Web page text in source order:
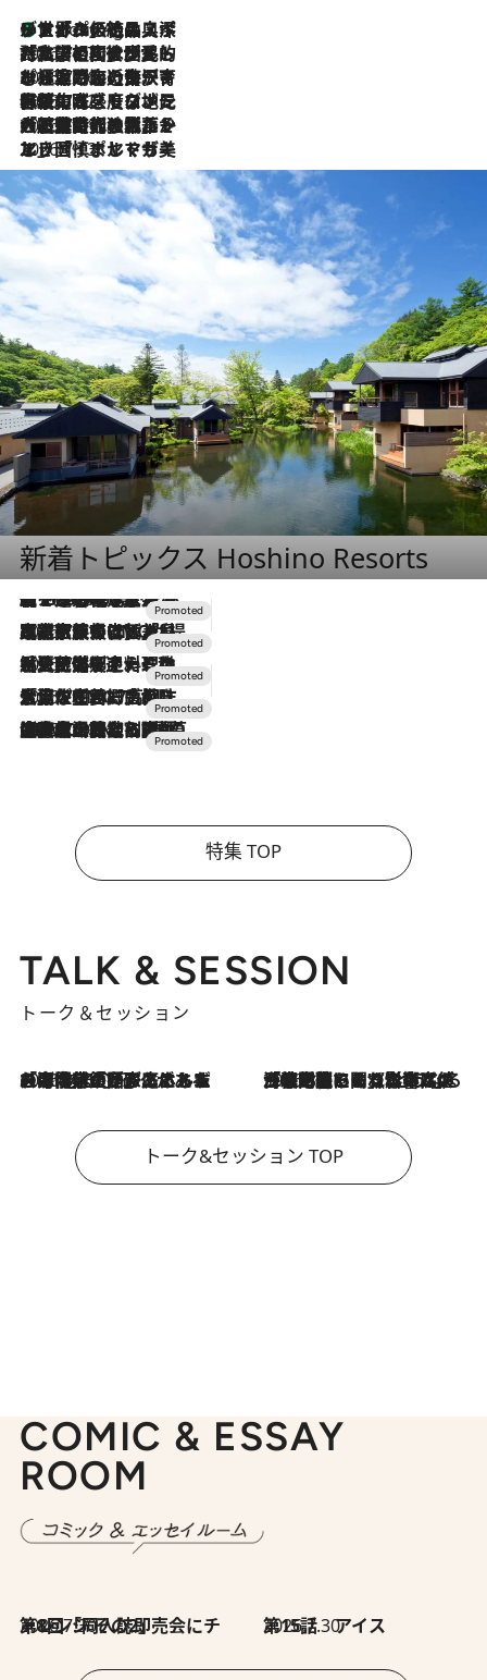
1 Hour Ago
リスボンの絶品スイーツ「パステル・デ・ナタ」とは？ポルトガル伝統の奥深い世界へ
2026.7.27
「私の祖国はポルトガル語です」国民的詩人フェルナンド・ペソアと、彼が愛した文学の街を歩く
2026.7.26
ポルトガル近海が育む極上の海の幸。キリリと冷えた白ワインと愉しむ、シーフード専門店の贅沢
2026.7.22
伝統の味をモダンに昇華。高感度な地元客が集う、リスボンの最旬ガストロノミー
2026.7.21
大航海時代の栄華から、震災、独裁、そして革命へ。ポルトガル・首都リスボンの石畳に刻まれた「歴史の光と影」
2026.7.13
エッセイ・ヤマザキマリ「慎ましくも美しき国 ポルトガル」
新着トピックス Hoshino Resorts
2026.8.7
【トンボの足水浴】ヒノキの香りに包まれて涼感マックス！約13℃の湧水かけ流しを避暑地「星野温泉 トンボの湯」で体験
2026.7.31
【ホテル帰省】という選択肢をOMOが提案。家族とほどよい距離を保つには「昼は実家、夜は気兼ねなくホテルで！」
2026.7.24
【夏限定ディナーコース】旬を迎える稚鮎や花ズッキーニなどをイタリア・トスカーナの郷土料理の手法で満喫！
2026.7.17
「土佐和ハーブかき氷」がOMO7高知に登場！生姜、山椒、大葉など目にも舌にも涼を呼ぶ郷土の味
2026.7.10
NEW OPEN！【界 草津】名湯の地に誕生。趣の異なる2種の温泉と上州ならではの会席・蕎麦割烹など美食を味わう究極の癒やし旅
特集 TOP
TALK & SESSION
トーク＆セッション
2026.8.3
「今後値上げがあるとすれば…」「リスクがあるのは今年の冬」エネルギー専門家が語る、ホルムズ海峡封鎖が家庭にもたらす“ある心配” 2026.8.3
「住宅建てられない…」「サーチャージ料の高値が続いている」ホルムズ海峡封鎖による影響はいつまで続く？《エネルギー専門家に聞く“どうなる日本の暮らし”》
トーク&セッション TOP
COMIC & ESSAY
ROOM
2026.7.30
第8回「同人誌即売会にチャレンジ その2」 2026.7.30
第15話 アイス